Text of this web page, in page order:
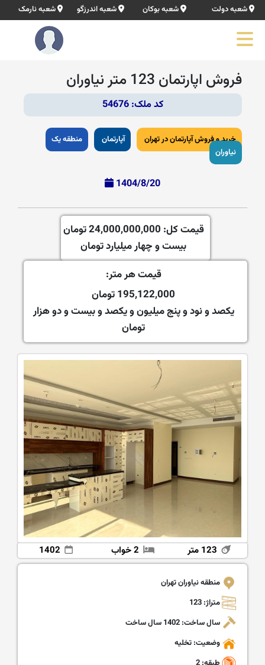
شعبه دولت شعبه بوکان شعبه اندرزگو شعبه نارمک
فروش اپارتمان 123 متر نیاوران
کد ملک: 54676
خرید و فروش آپارتمان در تهران آپارتمان
منطقه یک
نیاوران
1404/8/20
قیمت کل: 24,000,000,000 تومان
بیست و چهار میلیارد تومان
قیمت هر متر:
195,122,000 تومان
یکصد و نود و پنج میلیون و یکصد و بیست و دو هزار
تومان
123 متر 2 خواب 1402
منطقه نیاوران تهران
متراژ: 123
سال ساخت: 1402 سال ساخت
وضعیت: تخلیه